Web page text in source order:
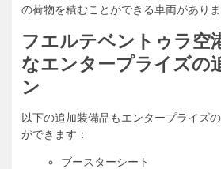
の荷物を積むことができる車両がありま
フエルテベントゥラ空
なエンタープライズの
ン
以下の追加装備品もエンタープライズ
ができます：
ブースターシート